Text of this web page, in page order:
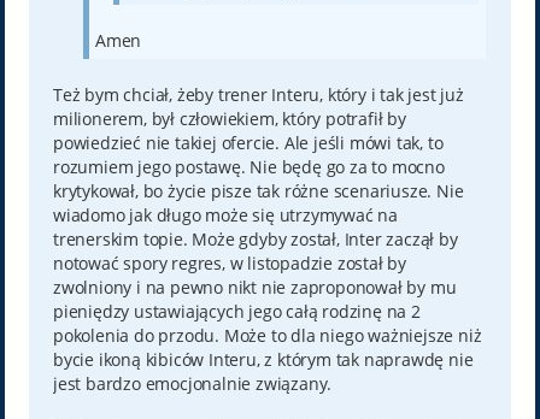
Amen
Też bym chciał, żeby trener Interu, który i tak jest już
milionerem, był człowiekiem, który potrafił by
powiedzieć nie takiej ofercie. Ale jeśli mówi tak, to
rozumiem jego postawę. Nie będę go za to mocno
krytykował, bo życie pisze tak różne scenariusze. Nie
wiadomo jak długo może się utrzymywać na
trenerskim topie. Może gdyby został, Inter zaczął by
notować spory regres, w listopadzie został by
zwolniony i na pewno nikt nie zaproponował by mu
pieniędzy ustawiających jego całą rodzinę na 2
pokolenia do przodu. Może to dla niego ważniejsze niż
bycie ikoną kibiców Interu, z którym tak naprawdę nie
jest bardzo emocjonalnie związany.